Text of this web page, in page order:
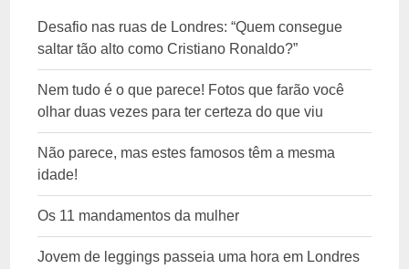
Desafio nas ruas de Londres: “Quem consegue
saltar tão alto como Cristiano Ronaldo?”
Nem tudo é o que parece! Fotos que farão você
olhar duas vezes para ter certeza do que viu
Não parece, mas estes famosos têm a mesma
idade!
Os 11 mandamentos da mulher
Jovem de leggings passeia uma hora em Londres